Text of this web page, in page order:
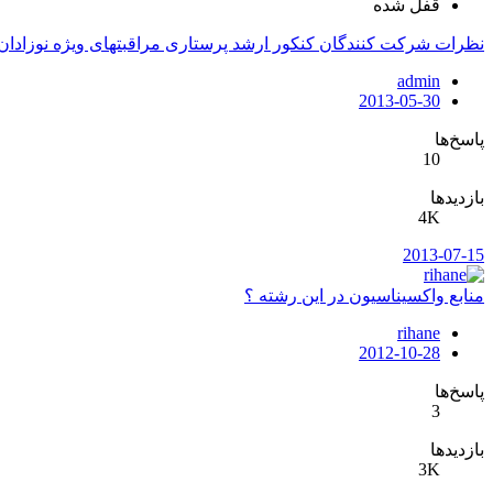
قفل شده
نظرات شرکت کنندگان کنکور ارشد پرستاری مراقبتهای ویژه نوزادان
admin
2013-05-30
پاسخ‌ها
10
بازدیدها
4K
2013-07-15
منابع واكسيناسيون در اين رشته ؟
rihane
2012-10-28
پاسخ‌ها
3
بازدیدها
3K